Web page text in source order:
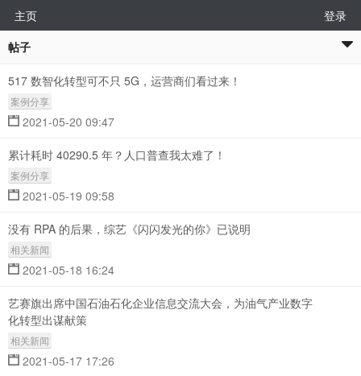
主页
登录
帖子
517 数智化转型可不只 5G，运营商们看过来！
案例分享
2021-05-20 09:47
累计耗时 40290.5 年？人口普查我太难了！
案例分享
2021-05-19 09:58
没有 RPA 的后果，综艺《闪闪发光的你》已说明
相关新闻
2021-05-18 16:24
艺赛旗出席中国石油石化企业信息交流大会，为油气产业数字
化转型出谋献策
相关新闻
2021-05-17 17:26